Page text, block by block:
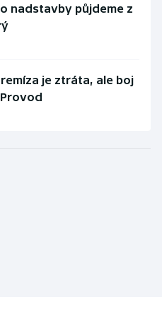
nadstavby půjdeme z
je ztráta, ale boj